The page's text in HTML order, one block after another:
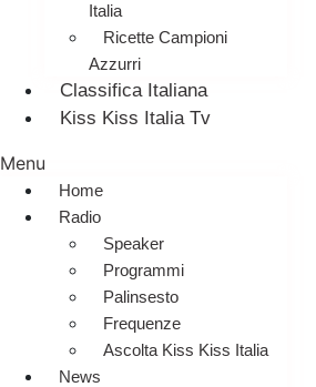
Italia
Ricette Campioni
Azzurri
Classifica Italiana
Kiss Kiss Italia Tv
Menu
Home
Radio
Speaker
Programmi
Palinsesto
Frequenze
Ascolta Kiss Kiss Italia
News